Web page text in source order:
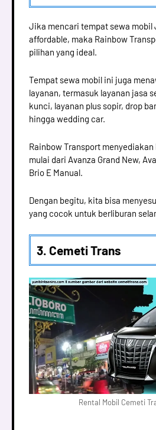
Jika mencari tempat sewa mobil
affordable, maka Rainbow
pilihan yang ideal.
Tempat sewa mobil ini juga
layanan, termasuk layanan jasa
kunci, layanan plus sopir, drop
hingga wedding car.
Rainbow Transport
mulai dari Avanza Grand New,
Brio E Manual.
Dengan begitu, kita bisa
yang cocok untuk berliburan
3. Cemeti Trans
Rental Mobil Cemeti